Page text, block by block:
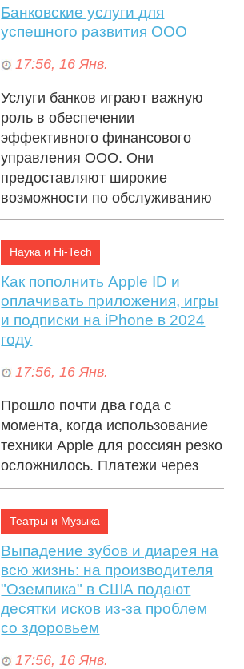
Банковские услуги для
успешного развития ООО
17:56, 16 Янв.
Услуги банков играют важную
роль в обеспечении
эффективного финансового
управления ООО. Они
предоставляют широкие
возможности по обслуживанию
клиенто...
Наука и Hi-Tech
Как пополнить Apple ID и
оплачивать приложения, игры
и подписки на iPhone в 2024
году
17:56, 16 Янв.
Прошло почти два года с
момента, когда использование
техники Apple для россиян резко
осложнилось. Платежи через
Apple Pay больше не доступны,
привязк...
Театры и Музыка
Выпадение зубов и диарея на
всю жизнь: на производителя
"Оземпика" в США подают
десятки исков из-за проблем
со здоровьем
17:56, 16 Янв.